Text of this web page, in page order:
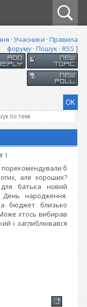
· Учасники · Правила
форуму · Пошук · RSS ]
1
б
але хороших?
батька новий
народження.
бюджет близько
хтось вибирав
і заглиблювався